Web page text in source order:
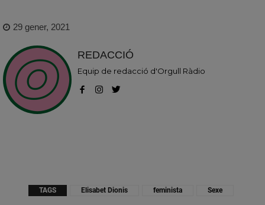
29 gener, 2021
REDACCIÓ
Equip de redacció d'Orgull Ràdio
TAGS Elisabet Dionis feminista Sexe